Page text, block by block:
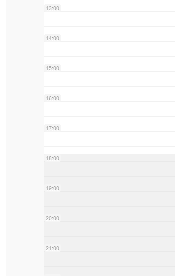
13:00
14:00
15:00
16:00
17:00
18:00
19:00
20:00
21:00